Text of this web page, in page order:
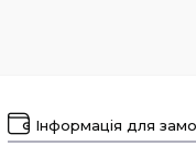
Інформація для